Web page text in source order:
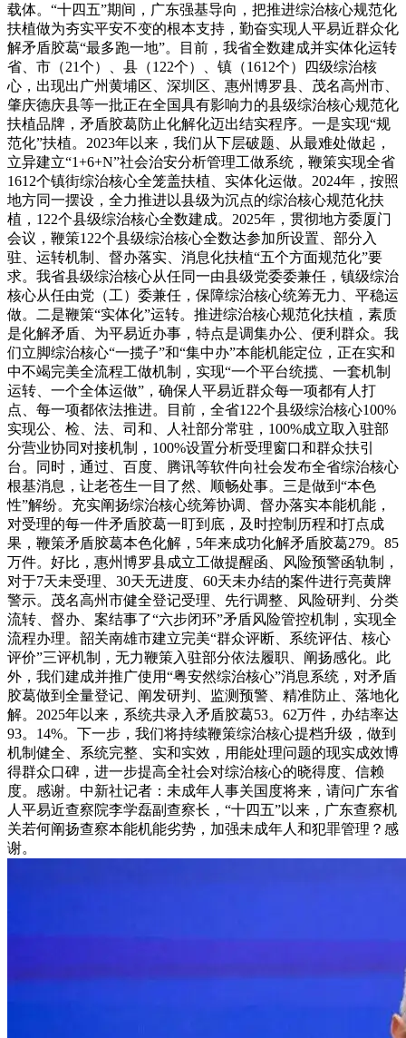
载体。“十四五”期间，广东强基导向，把推进综治核心规范化
扶植做为夯实平安不变的根本支持，勤奋实现人平易近群众化
解矛盾胶葛“最多跑一地”。目前，我省全数建成并实体化运转
省、市（21个）、县（122个）、镇（1612个）四级综治核
心，出现出广州黄埔区、深圳区、惠州博罗县、茂名高州市、
肇庆德庆县等一批正在全国具有影响力的县级综治核心规范化
扶植品牌，矛盾胶葛防止化解化迈出结实程序。一是实现“规
范化”扶植。2023年以来，我们从下层破题、从最难处做起，
立异建立“1+6+N”社会治安分析管理工做系统，鞭策实现全省
1612个镇街综治核心全笼盖扶植、实体化运做。2024年，按照
地方同一摆设，全力推进以县级为沉点的综治核心规范化扶
植，122个县级综治核心全数建成。2025年，贯彻地方委厦门
会议，鞭策122个县级综治核心全数达参加所设置、部分入
驻、运转机制、督办落实、消息化扶植“五个方面规范化”要
求。我省县级综治核心从任同一由县级党委委兼任，镇级综治
核心从任由党（工）委兼任，保障综治核心统筹无力、平稳运
做。二是鞭策“实体化”运转。推进综治核心规范化扶植，素质
是化解矛盾、为平易近办事，特点是调集办公、便利群众。我
们立脚综治核心“一揽子”和“集中办”本能机能定位，正在实和
中不竭完美全流程工做机制，实现“一个平台统揽、一套机制
运转、一个全体运做”，确保人平易近群众每一项都有人打
点、每一项都依法推进。目前，全省122个县级综治核心100%
实现公、检、法、司和、人社部分常驻，100%成立取入驻部
分营业协同对接机制，100%设置分析受理窗口和群众扶引
台。同时，通过、百度、腾讯等软件向社会发布全省综治核心
根基消息，让老苍生一目了然、顺畅处事。三是做到“本色
性”解纷。充实阐扬综治核心统筹协调、督办落实本能机能，
对受理的每一件矛盾胶葛一盯到底，及时控制历程和打点成
果，鞭策矛盾胶葛本色化解，5年来成功化解矛盾胶葛279。85
万件。好比，惠州博罗县成立工做提醒函、风险预警函轨制，
对于7天未受理、30天无进度、60天未办结的案件进行亮黄牌
警示。茂名高州市健全登记受理、先行调整、风险研判、分类
流转、督办、案结事了“六步闭环”矛盾风险管控机制，实现全
流程办理。韶关南雄市建立完美“群众评断、系统评估、核心
评价”三评机制，无力鞭策入驻部分依法履职、阐扬感化。此
外，我们建成并推广使用“粤安然综治核心”消息系统，对矛盾
胶葛做到全量登记、阐发研判、监测预警、精准防止、落地化
解。2025年以来，系统共录入矛盾胶葛53。62万件，办结率达
93。14%。下一步，我们将持续鞭策综治核心提档升级，做到
机制健全、系统完整、实和实效，用能处理问题的现实成效博
得群众口碑，进一步提高全社会对综治核心的晓得度、信赖
度。感谢。中新社记者：未成年人事关国度将来，请问广东省
人平易近查察院李学磊副查察长，“十四五”以来，广东查察机
关若何阐扬查察本能机能劣势，加强未成年人和犯罪管理？感
谢。